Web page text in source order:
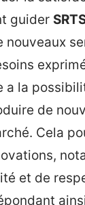
guider
a la
de
Cela
et de